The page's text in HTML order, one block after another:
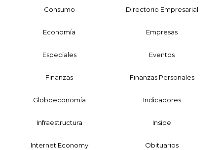
Consumo Directorio Empresarial
Economía Empresas
Especiales Eventos
Finanzas Finanzas Personales
Globoeconomía Indicadores
Infraestructura Inside
Internet Economy Obituarios